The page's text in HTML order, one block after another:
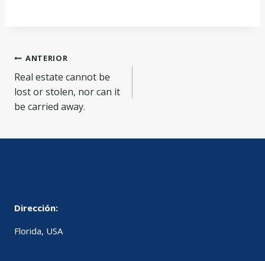
Navegación
de
entradas
ANTERIOR
Real estate cannot be
lost or stolen, nor can it
be carried away.
Dirección:
Florida, USA